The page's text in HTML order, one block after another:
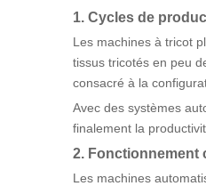
1. Cycles de
Les machines à tricot
tissus tricotés en peu
consacré à la
Avec des systèmes
finalement la
2. Fonctionnement
Les machines